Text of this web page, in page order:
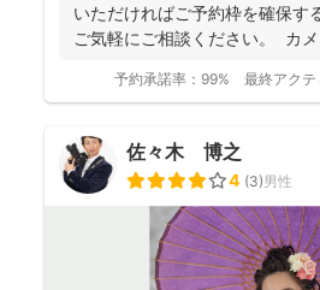
いただければご予約枠を確保す
ご気軽にご相談ください。 カ
予約承諾率： 99% 最終アクテ
佐々木 博之
4 (3)男性